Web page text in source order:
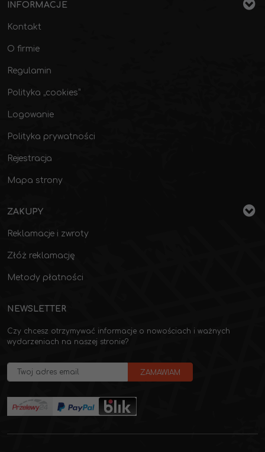
INFORMACJE
Kontakt
O firmie
Regulamin
Polityka „cookies”
Logowanie
Polityka prywatności
Rejestracja
Mapa strony
ZAKUPY
Reklamacje i zwroty
Złóż reklamację
Metody płatności
NEWSLETTER
Czy chcesz otrzymywać informacje o nowościach i ważnych
wydarzeniach na naszej stronie?